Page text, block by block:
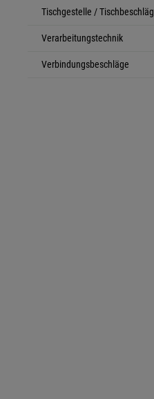
Tischgestelle /
Verarbeitungstechnik
Verbindungsbeschläge